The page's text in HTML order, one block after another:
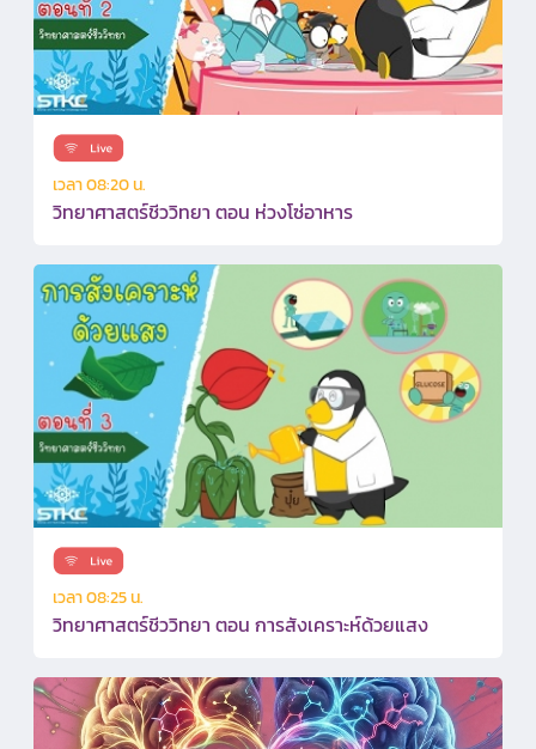
เวลา 08:20 น.
วิทยาศาสตร์ชีววิทยา ตอน ห่วงโซ่อาหาร
เวลา 08:25 น.
วิทยาศาสตร์ชีววิทยา ตอน การสังเคราะห์ด้วยแสง